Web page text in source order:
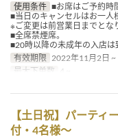
使用条件 ■お席はご予約時
■当日のキャンセルはお一人
※ご変更は前営業日までとな
■全席禁煙席。
■20時以降の未成年の入店は
有效期限 2022年11月2日 ~
最大下单数
4 ~
【土日祝】パーテ
付・4名様〜